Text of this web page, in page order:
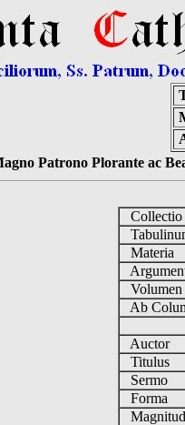
Patrono Plorante ac
Collectio
Materia
Volumen
Ab
Auctor
Titulus
Sermo
Forma